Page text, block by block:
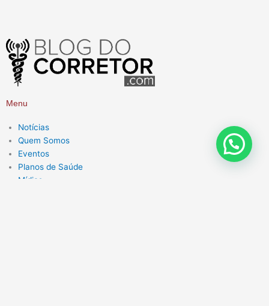
Menu
Notícias
Quem Somos
Eventos
Planos de Saúde
Mídias